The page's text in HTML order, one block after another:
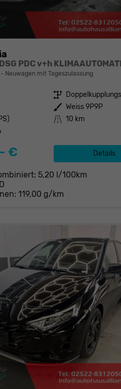
PDC v+h
Neuwagen mit Tageszulassung
Getriebe
Außenfarbe Weiss 9P9P
Kilometerstand 10 km
€ Details
5,20 l/100km
D
119,00 g/km